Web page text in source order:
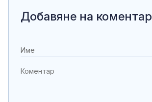
Добавяне на коментар